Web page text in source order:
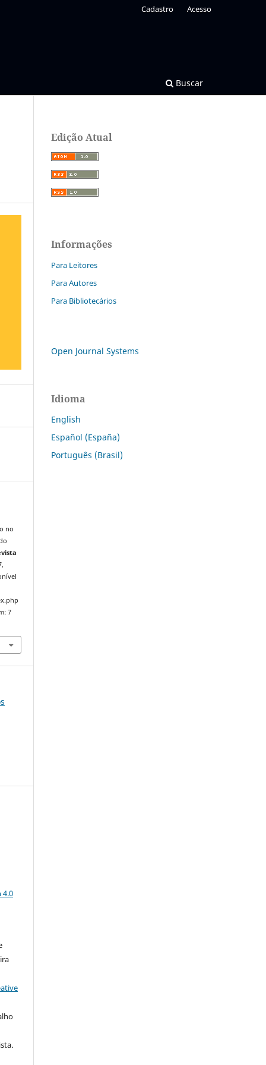
Buscar
Cadastro Acesso
no
7
4.0
Edição Atual
Informações
Para Leitores
Para Autores
Para Bibliotecários
Open Journal Systems
Idioma
English
Español (España)
Português (Brasil)